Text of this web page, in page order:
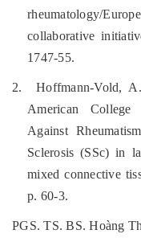
rheumatology/
collaborative
1747-55.
2. Hoffmann-Vold,
American College
Against
Sclerosis (SSc) in
mixed connective
p. 60-3.
PGS. TS. BS. Hoàng